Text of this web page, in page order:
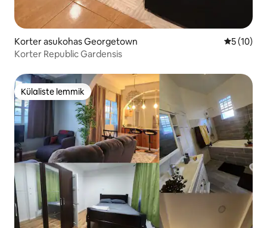
Korter asukohas Georgetown Keskmine
5 (10)
Korter Republic Gardensis
Külaliste lemmik
Külaliste lemmik